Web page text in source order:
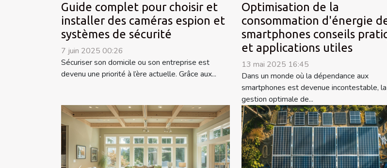
Guide complet pour choisir et
installer des caméras espion et
systèmes de sécurité
7 juin 2025 00:26
Sécuriser son domicile ou son entreprise est
devenu une priorité à l’ère actuelle. Grâce aux...
Optimisation de la
consommation d'énergie
smartphones conseils
et applications utiles
13 mai 2025 16:45
Dans un monde où la dépendance aux
smartphones est devenue incontestable, la
gestion optimale de...